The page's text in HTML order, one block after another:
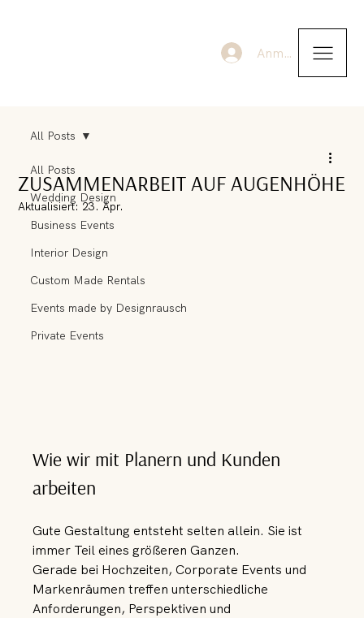
Anmelden
All Posts
Wedding Design
Business Events
Interior Design
Custom Made Rentals
Events made by Designrausch
Private Events
All Posts
ZUSAMMENARBEIT AUF AUGENHÖHE
Aktualisiert:23. Apr.
Wie wir mit Planern und Kunden
arbeiten
Gute Gestaltung entsteht selten allein. Sie ist
immer Teil eines größeren Ganzen.
Gerade bei Hochzeiten, Corporate Events und
Markenräumen treffen unterschiedliche
Anforderungen, Perspektiven und